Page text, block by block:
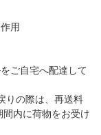
用
ご自宅へ配達して
りの際は、再送料
内に荷物をお受け